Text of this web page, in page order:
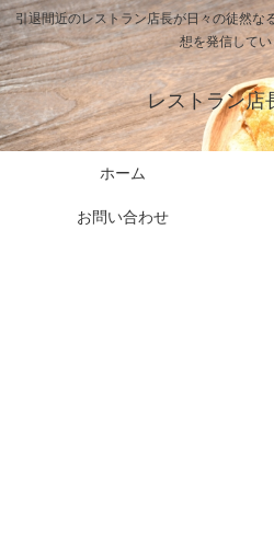
引退間近のレストラン店長が日々の徒然な
想を発信して
レストラン店
ホーム
お問い合わせ